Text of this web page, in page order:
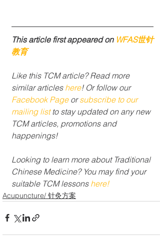
This article first appeared on WFAS世针
教育
Like this TCM article? Read more
similar articles here! Or follow our
Facebook Page or subscribe to our
mailing list to stay updated on any new
TCM articles, promotions and
happenings!
Looking to learn more about Traditional
Chinese Medicine? You may find your
suitable TCM lessons here!
Acupuncture/ 针灸方案